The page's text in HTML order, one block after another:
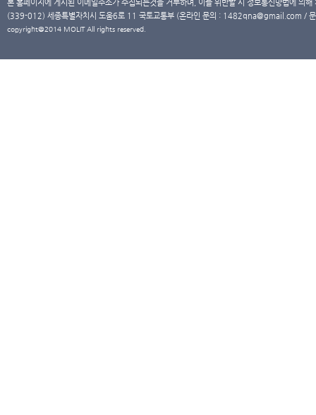
본 홈페이지에 게시된 이메일주소가 수집되는것을 거부하며, 이를 위반할 시 정보통신망법에 의
(339-012) 세종특별자치시 도움6로 11 국토교통부 (온라인 문의 : 1482qna@gmail.com /
copyright@2014 MOLIT All rights reserved.